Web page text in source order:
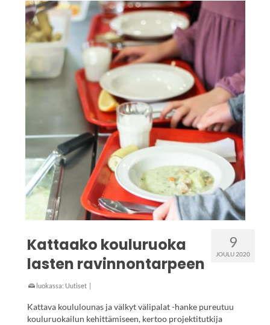
9
JOULU 2020
Kattaako kouluruoka
lasten ravinnontarpeen
luokassa: Uutiset |
Kattava koululounas ja välkyt välipalat -hanke pureutuu
kouluruokailun kehittämiseen, kertoo projektitutkija